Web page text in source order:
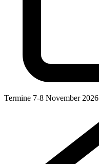
Termine 7-8 November 2026